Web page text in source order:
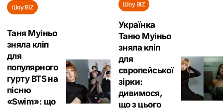
Шоу BIZ
Таня Муіньо
зняла кліп
для
популярного
гурту BTS на
пісню
«Swim»: що
Шоу BIZ
Українка
Таню Муіньо
зняла кліп
для
європейської
зірки:
дивимося,
що з цього